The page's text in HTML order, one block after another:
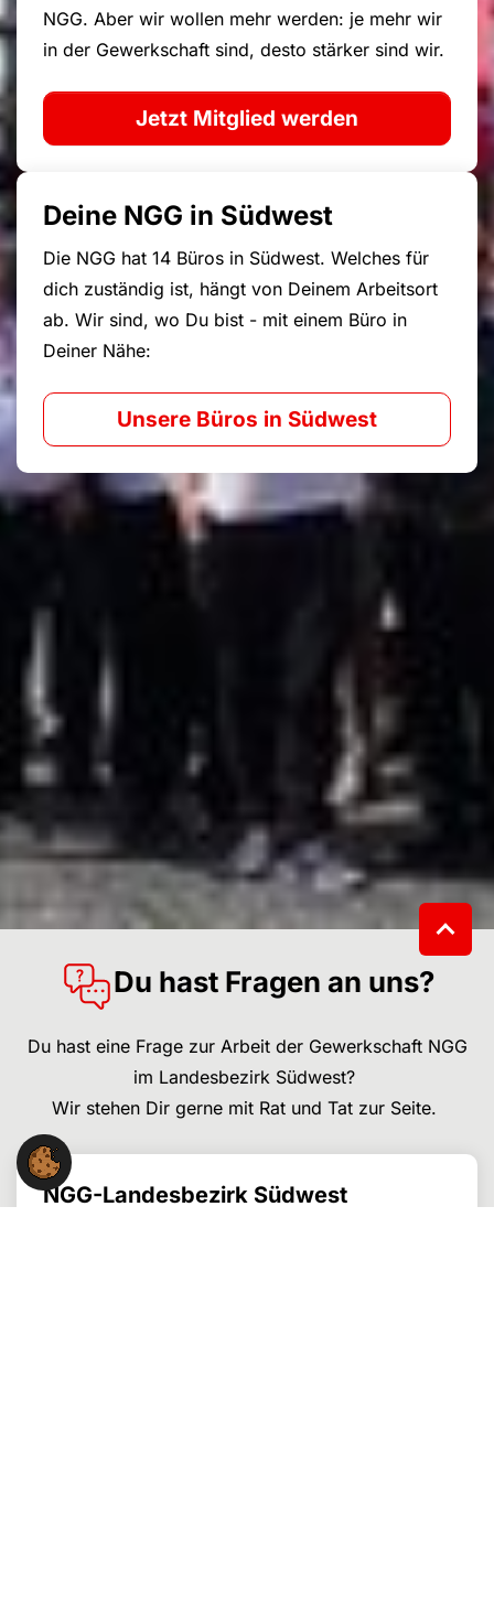
NGG. Aber wir wollen mehr werden: je mehr wir
in der Gewerkschaft sind, desto stärker sind wir.
Jetzt Mitglied werden
Deine NGG in Südwest
Die NGG hat 14 Büros in Südwest. Welches für
dich zuständig ist, hängt von Deinem Arbeitsort
ab. Wir sind, wo Du bist - mit einem Büro in
Deiner Nähe:
Unsere Büros in Südwest
Du hast Fragen an uns?
Du hast eine Frage zur Arbeit der Gewerkschaft NGG
im Landesbezirk Südwest?
Wir stehen Dir gerne mit Rat und Tat zur Seite.
NGG-Landesbezirk Südwest